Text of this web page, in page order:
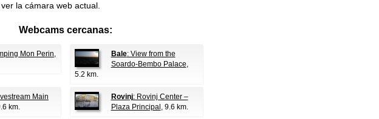
la cámara web actual.
Webcams cercanas:
Mon Perin,
Bale: View from the
Soardo-Bembo Palace,
5.2 km.
Main
km.
Rovinj: Rovinj Center –
Plaza Principal , 9.6 km.